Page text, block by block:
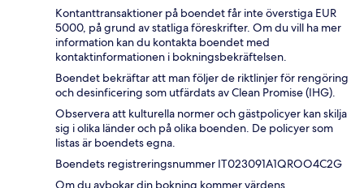
Kontanttransaktioner på boendet får inte överstiga EUR
5000, på grund av statliga föreskrifter. Om du vill ha mer
information kan du kontakta boendet med
kontaktinformationen i bokningsbekräftelsen.
Boendet bekräftar att man följer de riktlinjer för rengöring
och desinficering som utfärdats av Clean Promise (IHG).
Observera att kulturella normer och gästpolicyer kan skilja
sig i olika länder och på olika boenden. De policyer som
listas är boendets egna.
Boendets registreringsnummer IT023091A1QROO4C2G
Om du avbokar din bokning kommer värdens